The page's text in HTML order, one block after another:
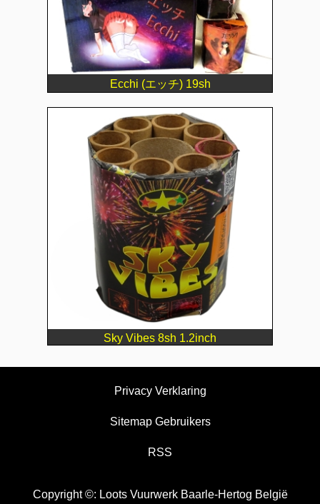
Ecchi (エッチ) 19sh
Sky Vibes 8sh 1.2inch
Privacy Verklaring
Sitemap Gebruikers
RSS
Copyright ©: Loots Vuurwerk Baarle-Hertog België